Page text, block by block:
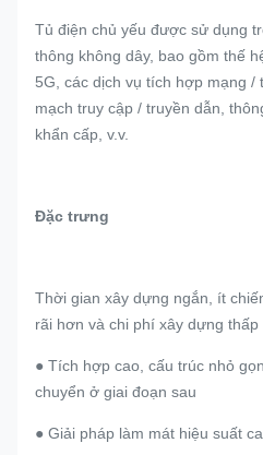
Tủ điện chủ yếu được sử dụng
thông không dây, bao gồm thế
5G, các dịch vụ tích hợp mạng /
mạch truy cập / truyền dẫn,
khẩn cấp, v.v.
Đặc trưng
Thời gian xây dựng ngắn, ít
rãi hơn và chi phí xây dựng thấp
● Tích hợp cao, cấu trúc nhỏ
chuyển ở giai đoạn sau
● Giải pháp làm mát hiệu suất